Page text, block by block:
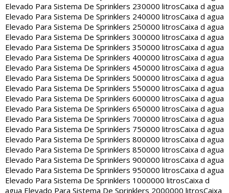
Elevado Para Sistema De Sprinklers 230000 litrosCaixa d agua
Elevado Para Sistema De Sprinklers 240000 litrosCaixa d agua
Elevado Para Sistema De Sprinklers 250000 litrosCaixa d agua
Elevado Para Sistema De Sprinklers 300000 litrosCaixa d agua
Elevado Para Sistema De Sprinklers 350000 litrosCaixa d agua
Elevado Para Sistema De Sprinklers 400000 litrosCaixa d agua
Elevado Para Sistema De Sprinklers 450000 litrosCaixa d agua
Elevado Para Sistema De Sprinklers 500000 litrosCaixa d agua
Elevado Para Sistema De Sprinklers 550000 litrosCaixa d agua
Elevado Para Sistema De Sprinklers 600000 litrosCaixa d agua
Elevado Para Sistema De Sprinklers 650000 litrosCaixa d agua
Elevado Para Sistema De Sprinklers 700000 litrosCaixa d agua
Elevado Para Sistema De Sprinklers 750000 litrosCaixa d agua
Elevado Para Sistema De Sprinklers 800000 litrosCaixa d agua
Elevado Para Sistema De Sprinklers 850000 litrosCaixa d agua
Elevado Para Sistema De Sprinklers 900000 litrosCaixa d agua
Elevado Para Sistema De Sprinklers 950000 litrosCaixa d agua
Elevado Para Sistema De Sprinklers 1000000 litrosCaixa d
agua Elevado Para Sistema De Sprinklers 2000000 litrosCaixa